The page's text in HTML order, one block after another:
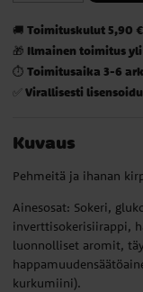
🚚 Toimituskulut 5,90 €
🎁 Ilmainen toimitus
⏱️ Toimitusaika 3-6
✅ Virallisesti
Kuvaus
Pehmeitä ja ihanan
Ainesosat: Sokeri,
inverttisokerisiirappi,
luonnolliset aromit,
kurkumiini).